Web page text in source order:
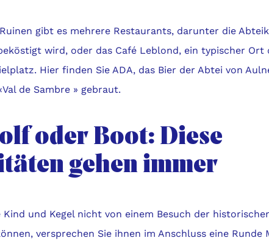
gibt es mehrere Restaurants, darunter die
wird, oder das Café Leblond, ein typischer Ort
Hier finden Sie ADA, das Bier der Abtei von
de Sambre » gebraut.
oder Boot: Diese
gehen immer
Kind und Kegel nicht von einem Besuch der
versprechen Sie ihnen im Anschluss eine Runde